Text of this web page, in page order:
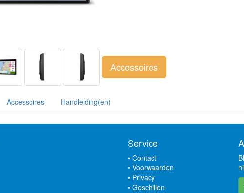
Accessoires
Accessoires Handleiding(en)
Service
• Contact
• Voorwaarden
• Privacy
• Geschillen